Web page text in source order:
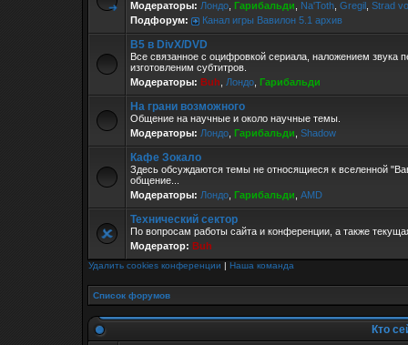
Модераторы: Лондо Гарибальди Na'Toth Gregil Strad
Подфорум:
Канал игры Вавилон 5.1 архив
B5 в DivX/DVD
Все связанное с оцифровкой сериала, наложением звука
изготовленим субтитров.
Модераторы: Buh Лондо Гарибальди
На грани возможного
Общение на научные и около научные темы.
Модераторы: Лондо Гарибальди Shadow
Кафе Зокало
Здесь обсуждаются темы не относящиеся к вселенной
общение...
Модераторы: Лондо Гарибальди AMD
Технический сектор
По вопросам работы сайта и конференции, а также
Модератор: Buh
Удалить cookies конференции | Наша команда
Список форумов
Кто